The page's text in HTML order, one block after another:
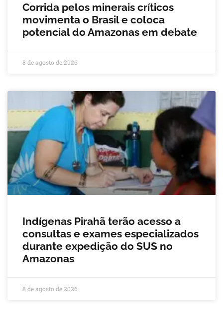
Corrida pelos minerais críticos
movimenta o Brasil e coloca
potencial do Amazonas em debate
8 de agosto de 2026
Indígenas Pirahã terão acesso a
consultas e exames especializados
durante expedição do SUS no
Amazonas
8 de agosto de 2026